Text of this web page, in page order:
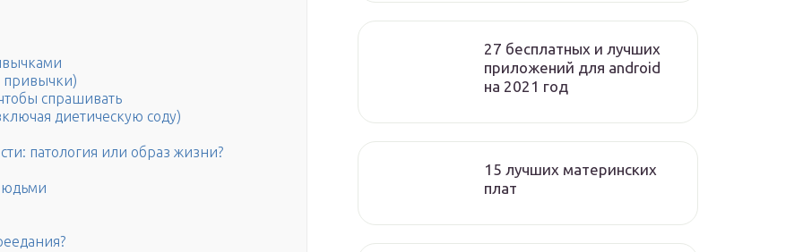
привычки)
спрашивать
диетическую соду)
патология или образ жизни?
27 бесплатных и лучших
приложений для android
на 2021 год
15 лучших материнских
плат